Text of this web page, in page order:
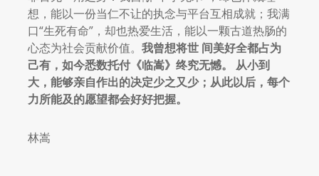
想，能以一份当仁不让的执念与平台互相成就；我满
口“生死有命”，却也热爱生活，能以一颗古道热肠的
心态为社会贡献价值。 我曾想将世 间美好全都占为
己有，如今悉数托付《临嵩》终究无憾。 从小到
大，能够亲自作出的决定少之又少；从此以后，每个
力所能及的愿望都会好好把握。
林嵩